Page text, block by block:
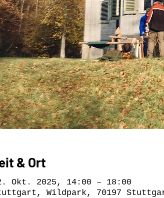
& Ort
Okt. 2025, 14:00 – 18:00
Wildpark, 70197